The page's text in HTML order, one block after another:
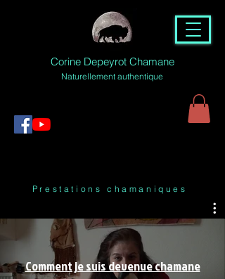
Corine Depeyrot Chamane
Naturellement authentique
Prestations chamaniques
Comment je suis devenue chamane